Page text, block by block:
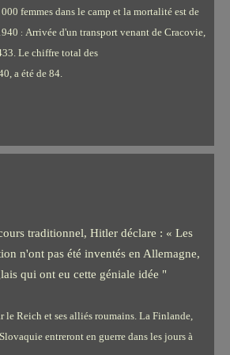
femmes dans le camp et la mortalité est de
: Arrivée d'un transport venant de Cracovie,
Le chiffre total des
a été de 84.
traditionnel, Hitler déclare : « Les
n'ont pas été inventés en Allemagne,
qui ont eu cette géniale idée "
le Reich et ses alliés roumains. La Finlande,
entreront en guerre dans les jours à